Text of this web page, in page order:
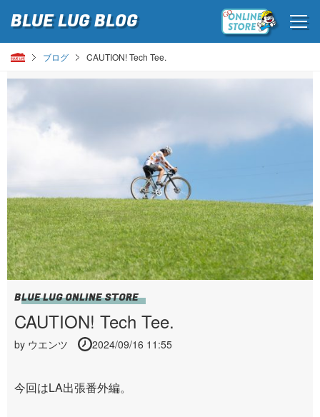
BLUE LUGBLOG
ブログ CAUTION! Tech Tee.
BLUE LUG ONLINE STORE
CAUTION! Tech Tee.
by ウエンツ 2024/09/16 11:55
今回はLA出張番外編。